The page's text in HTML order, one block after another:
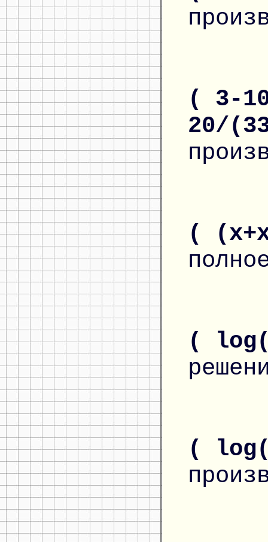
( 3-
20/
(
(
(